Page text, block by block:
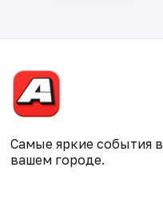
Самые яркие события в
вашем городе.